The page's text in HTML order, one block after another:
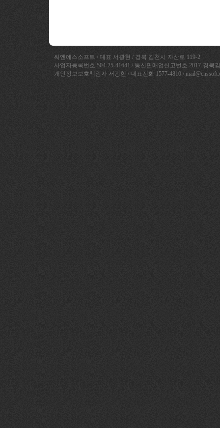
씨엔에스소프트 / 대표 서광현 / 경북 김천시 자산로 119-2
사업자등록번호 504-25-41641 / 통신판매업신고번호 2017-경북
개인정보보호책임자 서광현 / 대표전화 1577-4810 /